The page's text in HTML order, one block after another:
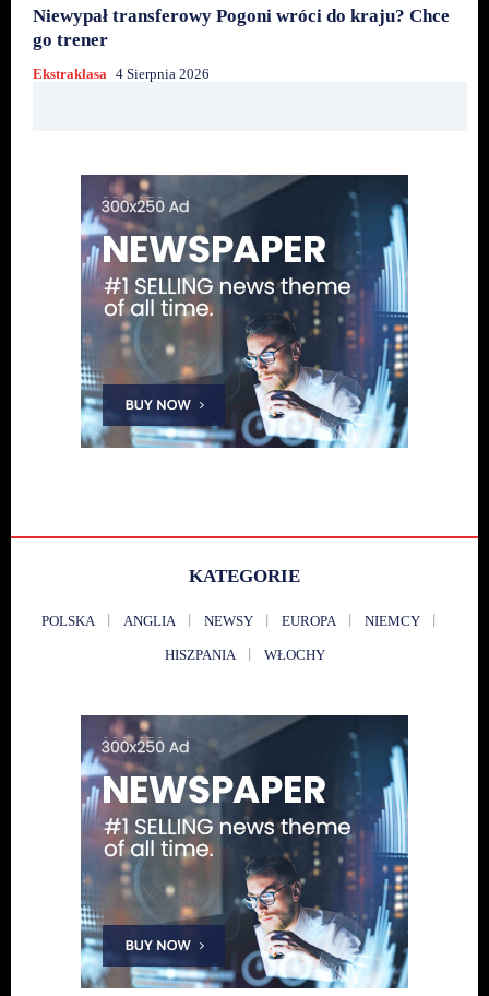
Niewypał transferowy Pogoni wróci do kraju? Chce
go trener
Ekstraklasa 4 Sierpnia 2026
KATEGORIE
POLSKA ANGLIA NEWSY EUROPA NIEMCY
HISZPANIA WŁOCHY